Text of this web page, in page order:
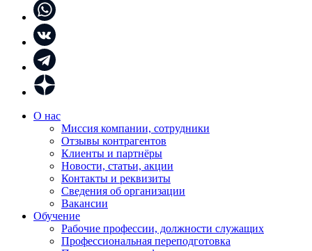
О нас
Миссия компании, сотрудники
Отзывы контрагентов
Клиенты и партнёры
Новости, статьи, акции
Контакты и реквизиты
Сведения об организации
Вакансии
Обучение
Рабочие профессии, должности служащих
Профессиональная переподготовка